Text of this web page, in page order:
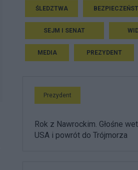
ŚLEDZTWA
SEJM I SENAT
MEDIA PREZYDENT
Prezydent
Rok z Nawrockim. Głośne
USA i powrót do Trójmorza